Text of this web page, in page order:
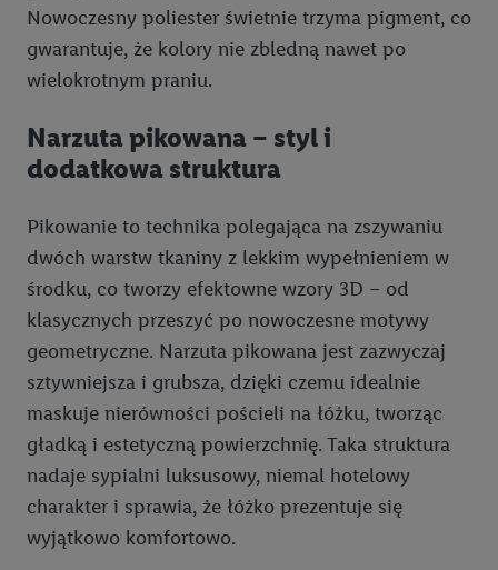
Nowoczesny poliester świetnie trzyma pigment, co
gwarantuje, że kolory nie zbledną nawet po
wielokrotnym praniu.
Narzuta pikowana – styl i
dodatkowa struktura
Pikowanie to technika polegająca na zszywaniu
dwóch warstw tkaniny z lekkim wypełnieniem w
środku, co tworzy efektowne wzory 3D – od
klasycznych przeszyć po nowoczesne motywy
geometryczne. Narzuta pikowana jest zazwyczaj
sztywniejsza i grubsza, dzięki czemu idealnie
maskuje nierówności pościeli na łóżku, tworząc
gładką i estetyczną powierzchnię. Taka struktura
nadaje sypialni luksusowy, niemal hotelowy
charakter i sprawia, że łóżko prezentuje się
wyjątkowo komfortowo.